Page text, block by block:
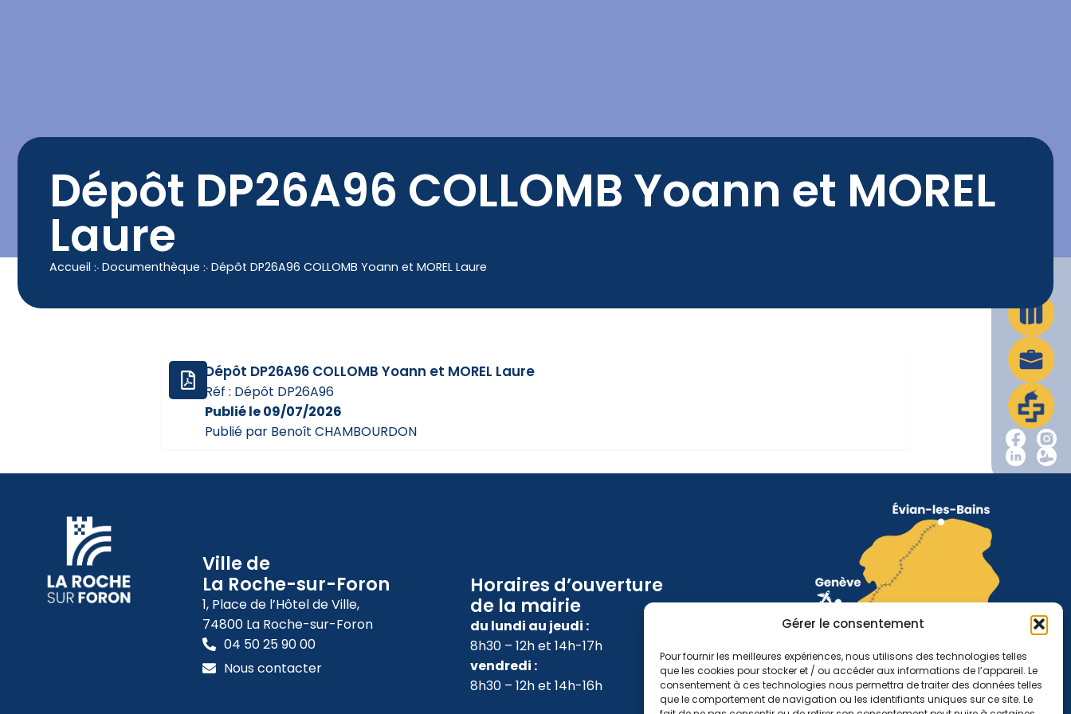
Gérer le consentement
Pour fournir les meilleures expériences, nous utilisons des technologies telles
que les cookies pour stocker et / ou accéder aux informations de l’appareil. Le
consentement à ces technologies nous permettra de traiter des données telles
que le comportement de navigation ou les identifiants uniques sur ce site. Le
Dépôt DP26A96 COLLOMB Yoann et MOREL
Laure
Accueil ჻ Documenthèque ჻ Dépôt DP26A96 COLLOMB Yoann et MOREL Laure
Dépôt DP26A96 COLLOMB Yoann et MOREL Laure
Réf : Dépôt DP26A96
Publié le 09/07/2026
Publié par Benoît CHAMBOURDON
Ville de
La Roche-sur-Foron
1, Place de l’Hôtel de Ville,
74800 La Roche-sur-Foron
04 50 25 90 00
Nous contacter
Horaires d’ouverture
de la mairie
du lundi au jeudi :
8h30 – 12h et 14h-17h
vendredi :
8h30 – 12h et 14h-16h